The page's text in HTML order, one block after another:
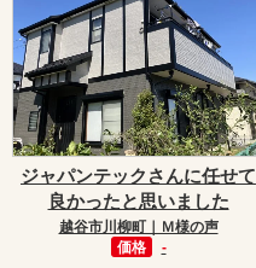
ジャパンテックさんに任せて
良かったと思いました
越谷市川柳町｜Ｍ様の声
価格
-